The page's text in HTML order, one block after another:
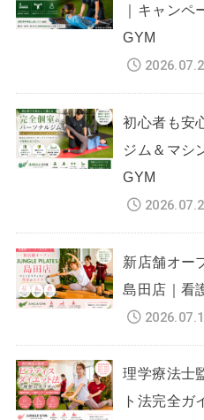
｜キャンペ
GYM
初心者も安
ジム＆マシ
GYM
新店舗オー
島田店｜看
理学療法士
ト法完全ガ